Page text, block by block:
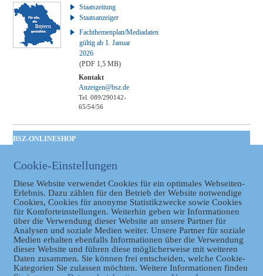
Staatszeitung
Staatsanzeiger
Fachthemenplan/Mediadaten
gültig ab 1. Januar
2026
(PDF 1,5 MB)
Kontakt
Anzeigen@bsz.de
Tel. 089/290142-
65/54/56
BSZ-ONLINESHOP
Taschenbuch
GVBl | Einbanddecke
Datenschutz
Cookie-Einstellungen
Diese Website verwendet Cookies für ein optimales Webseiten-
Erlebnis. Dazu zählen für den Betrieb der Website notwendige
Cookies, Cookies für anonyme Statistikzwecke sowie Cookies
für Komforteinstellungen. Weiterhin geben wir Informationen
über die Verwendung dieser Website an unsere Partner für
Analysen und soziale Medien weiter. Unsere Partner für soziale
Medien erhalten ebenfalls Informationen über die Verwendung
dieser Website und führen diese möglicherweise mit weiteren
Daten zusammen. Sie können frei entscheiden, welche Cookie-
Kategorien Sie zulassen möchten. Weitere Informationen finden